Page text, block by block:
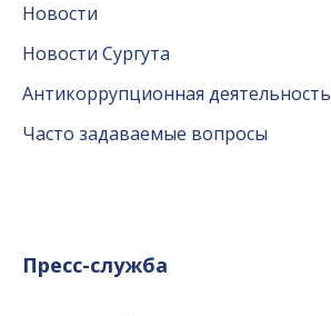
Новости
Новости Сургута
Антикоррупционная деятельность
Часто задаваемые вопросы
Пресс-служба